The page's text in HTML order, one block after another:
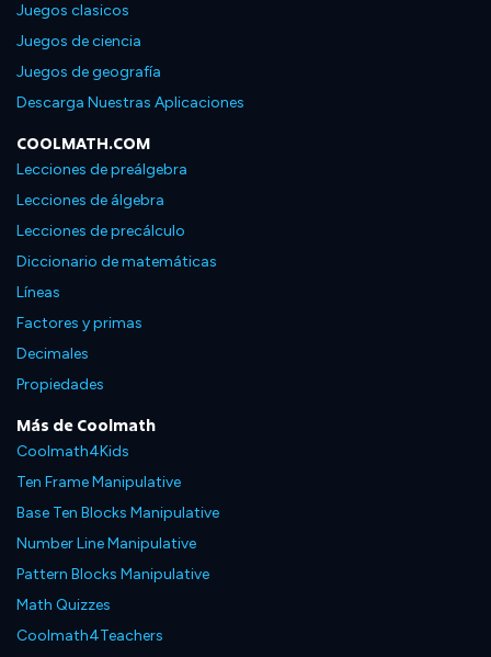
Juegos clasicos
Juegos de ciencia
Juegos de geografía
Descarga Nuestras Aplicaciones
COOLMATH.COM
Lecciones de preálgebra
Lecciones de álgebra
Lecciones de precálculo
Diccionario de matemáticas
Líneas
Factores y primas
Decimales
Propiedades
Más de Coolmath
Coolmath4Kids
Ten Frame Manipulative
Base Ten Blocks Manipulative
Number Line Manipulative
Pattern Blocks Manipulative
Math Quizzes
Coolmath4Teachers